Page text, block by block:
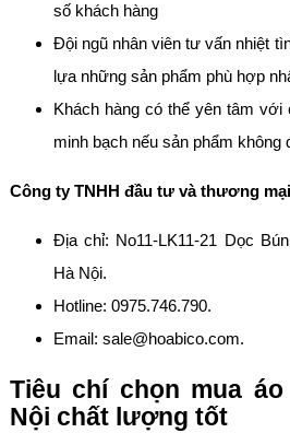
số khách hàng
Đội ngũ nhân viên tư vấn nhiệt
lựa những sản phẩm phù hợp
Khách hàng có thể yên tâm với
minh bạch nếu sản phẩm không
Công ty TNHH đầu tư và thương
Địa chỉ: No11-LK11-21 Dọc
Hà Nội.
Hotline: 0975.746.790.
Email: sale@hoabico.com.
Tiêu chí chọn mua
Nội chất lượng tốt